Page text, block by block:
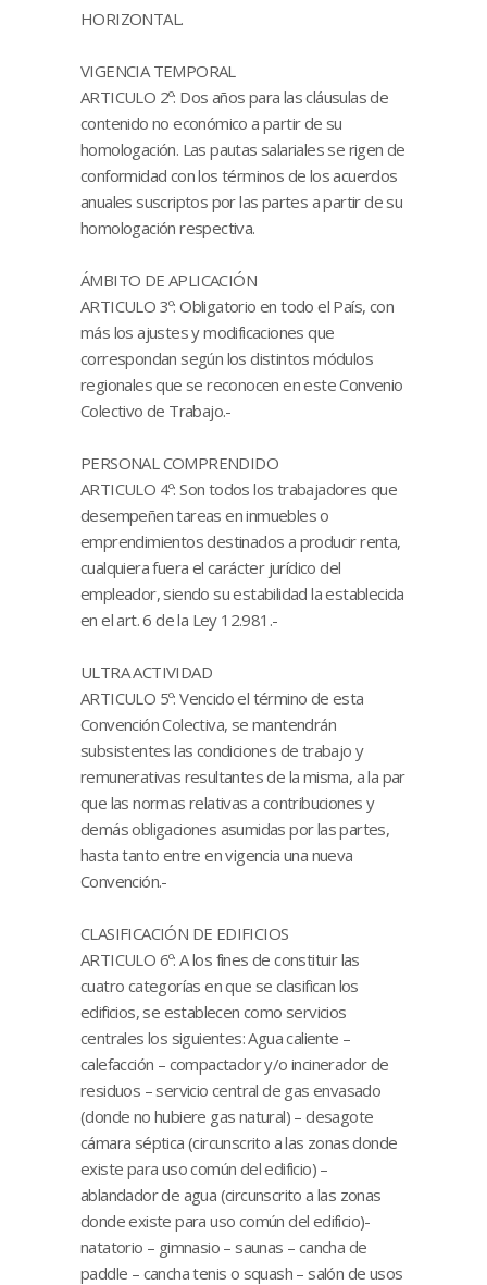
HORIZONTAL.
VIGENCIA TEMPORAL
ARTICULO 2º: Dos años para las cláusulas de
contenido no económico a partir de su
homologación. Las pautas salariales se rigen de
conformidad con los términos de los acuerdos
anuales suscriptos por las partes a partir de su
homologación respectiva.
ÁMBITO DE APLICACIÓN
ARTICULO 3º: Obligatorio en todo el País, con
más los ajustes y modificaciones que
correspondan según los distintos módulos
regionales que se reconocen en este Convenio
Colectivo de Trabajo.-
PERSONAL COMPRENDIDO
ARTICULO 4º: Son todos los trabajadores que
desempeñen tareas en inmuebles o
emprendimientos destinados a producir renta,
cualquiera fuera el carácter jurídico del
empleador, siendo su estabilidad la establecida
en el art. 6 de la Ley 12.981.-
ULTRA ACTIVIDAD
ARTICULO 5º: Vencido el término de esta
Convención Colectiva, se mantendrán
subsistentes las condiciones de trabajo y
remunerativas resultantes de la misma, a la par
que las normas relativas a contribuciones y
demás obligaciones asumidas por las partes,
hasta tanto entre en vigencia una nueva
Convención.-
CLASIFICACIÓN DE EDIFICIOS
ARTICULO 6º: A los fines de constituir las
cuatro categorías en que se clasifican los
edificios, se establecen como servicios
centrales los siguientes: Agua caliente –
calefacción – compactador y/o incinerador de
residuos – servicio central de gas envasado
(donde no hubiere gas natural) – desagote
cámara séptica (circunscrito a las zonas donde
existe para uso común del edificio) –
ablandador de agua (circunscrito a las zonas
donde existe para uso común del edificio)-
natatorio – gimnasio – saunas – cancha de
paddle – cancha tenis o squash – salón de usos